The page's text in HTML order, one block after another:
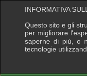
INFORMATIVA
Questo sito e gli
per migliorare
saperne di più, o
tecnologie